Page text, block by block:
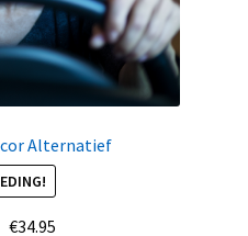
Alternatief
Oorspronkelijke
€34.95